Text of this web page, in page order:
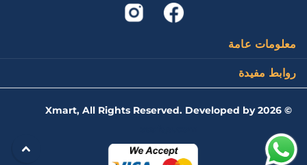
معلومات عامة
روابط مفيدة
©
2026
Xmart, All Rights Reserved. Developed by